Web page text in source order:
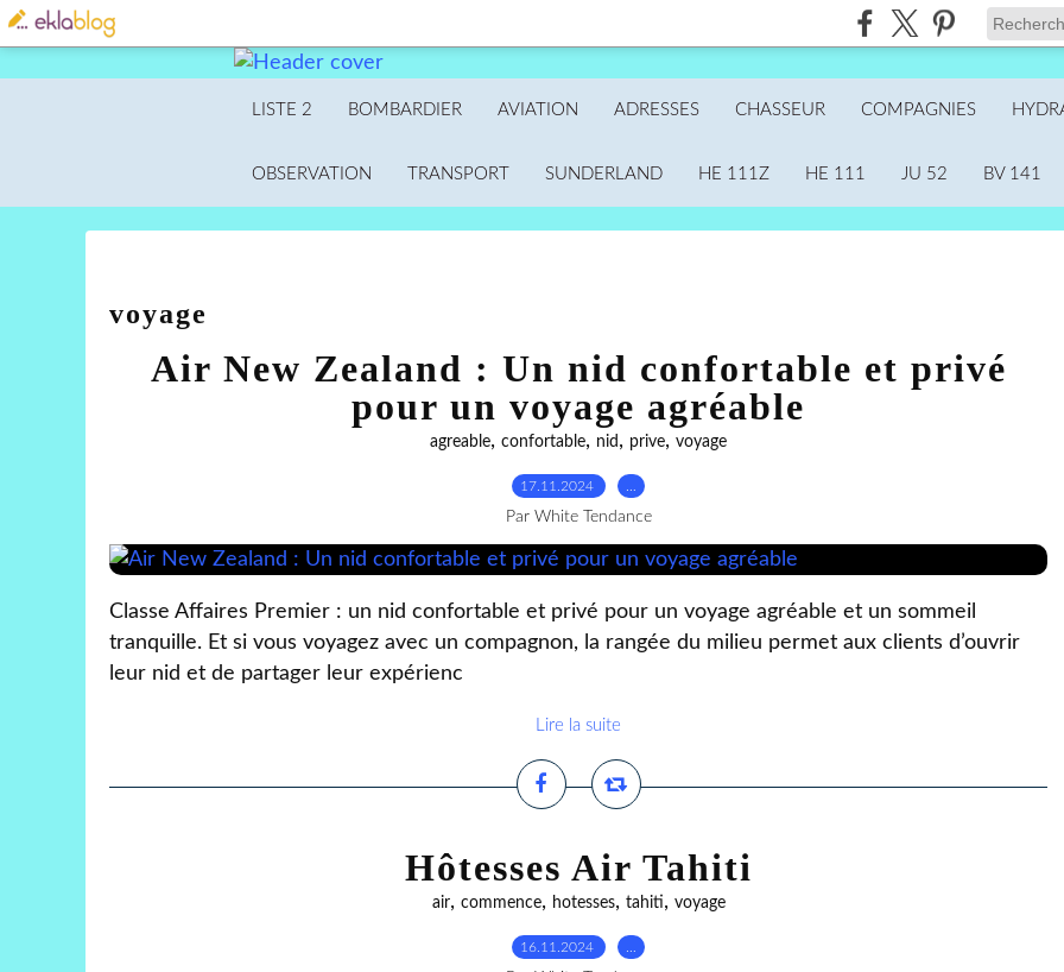
LISTE 2 BOMBARDIER AVIATION ADRESSES CHASSEUR COMPAGNIES
OBSERVATION TRANSPORT SUNDERLAND HE 111Z HE 111 JU 52 BV 141
voyage
Air New Zealand : Un nid confortable et privé
pour un voyage agréable
agreable, confortable, nid , prive, voyage
17.11.2024
Par White Tendance
Classe Affaires Premier : un nid confortable et privé pour un voyage agréable et un sommeil
tranquille. Et si vous voyagez avec un compagnon, la rangée du milieu permet aux clients d’ouvrir
leur nid et de partager leur expérienc
Lire la suite
Hôtesses Air Tahiti
air, commence, hotesses, tahiti, voyage
16.11.2024